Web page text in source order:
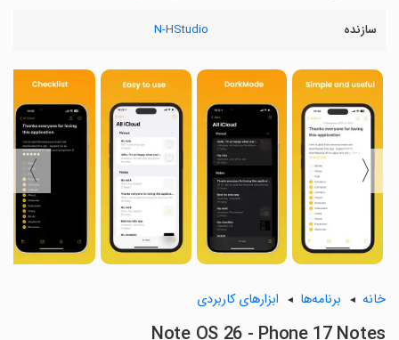
سازنده N-HStudio
〈
〉
خانه برنامه‌ها ابزارهای کاربردی
Note OS 26 - Phone 17 Notes